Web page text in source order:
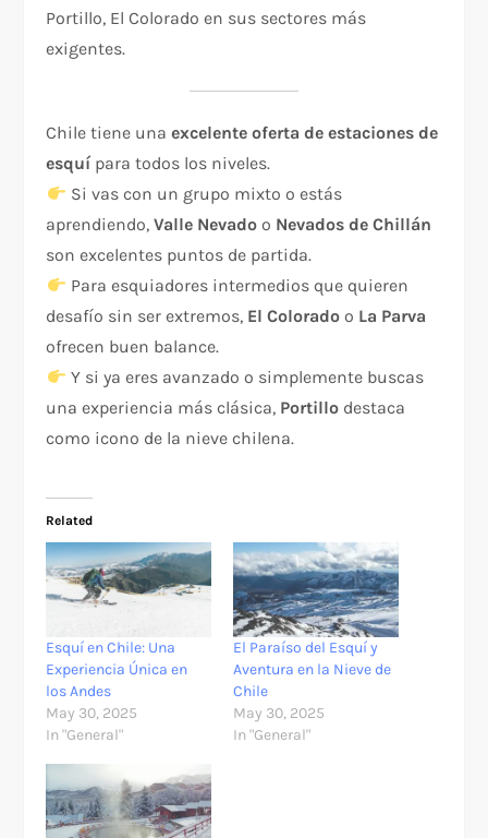
Portillo, El Colorado en sus sectores más
exigentes.
Chile tiene unaexcelente oferta de estaciones de
esquípara todos los niveles.
Si vas con un grupo mixto o estás
aprendiendo,Valle Nevado o Nevados de Chillán
son excelentes puntos de partida.
Para esquiadores intermedios que quieren
desafío sin ser extremos, El Colorado o La Parva
ofrecen buen balance.
Y si ya eres avanzado o simplemente buscas
una experiencia más clásica, Portillo destaca
como icono de la nieve chilena.
Related
Esquí en Chile: Una
Experiencia Única en
los Andes
May 30, 2025
In "General"
El Paraíso del Esquí y
Aventura en la Nieve de
Chile
May 30, 2025
In "General"